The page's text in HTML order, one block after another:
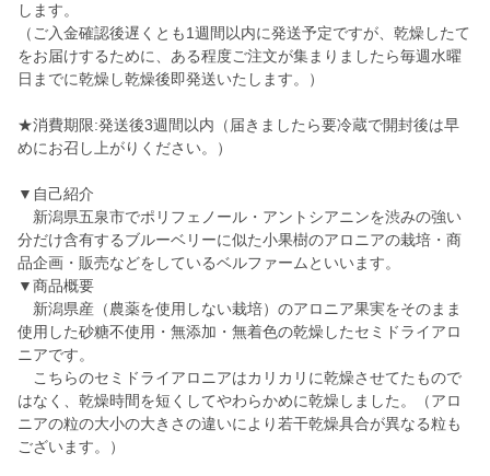
します。
（ご入金確認後遅くとも1週間以内に発送予定ですが、乾燥したて
をお届けするために、ある程度ご注文が集まりましたら毎週水曜
日までに乾燥し乾燥後即発送いたします。）
★消費期限:発送後3週間以内（届きましたら要冷蔵で開封後は早
めにお召し上がりください。）
▼自己紹介
新潟県五泉市でポリフェノール・アントシアニンを渋みの強い
分だけ含有するブルーベリーに似た小果樹のアロニアの栽培・商
品企画・販売などをしているベルファームといいます。
▼商品概要
新潟県産（農薬を使用しない栽培）のアロニア果実をそのまま
使用した砂糖不使用・無添加・無着色の乾燥したセミドライアロ
ニアです。
こちらのセミドライアロニアはカリカリに乾燥させてたもので
はなく、乾燥時間を短くしてやわらかめに乾燥しました。（アロ
ニアの粒の大小の大きさの違いにより若干乾燥具合が異なる粒も
ございます。）